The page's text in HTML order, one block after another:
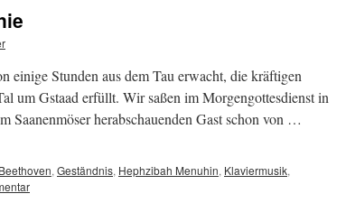
einige Stunden aus dem Tau erwacht, die kräftigen
um Gstaad erfüllt. Wir saßen im Morgengottesdienst in
Saanenmöser herabschauenden Gast schon von …
Beethoven, Geständnis, Hephzibah Menuhin, Klaviermusik,